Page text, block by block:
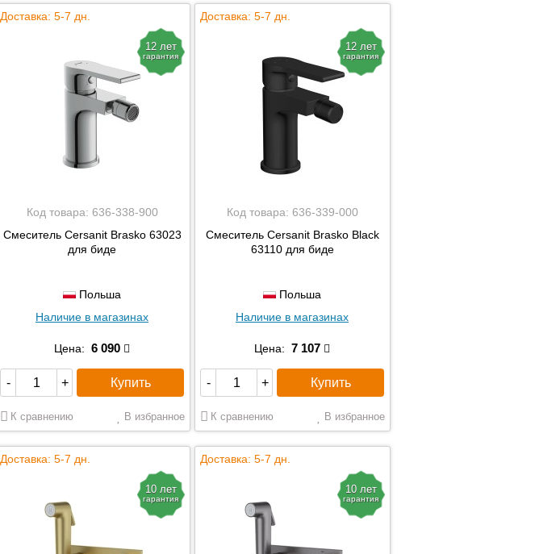
Доставка: 5-7 дн.
12 лет
гарантия
Код товара: 636-338-900
Смеситель Cersanit Brasko 63023
для биде
Польша
Наличие в магазинах
Цена: 6 090
- + Купить
К сравнению В избранное
Доставка: 5-7 дн.
12 лет
гарантия
Код товара: 636-339-000
Смеситель Cersanit Brasko Black
63110 для биде
Польша
Наличие в магазинах
Цена: 7 107
- + Купить
К сравнению В избранное
Доставка: 5-7 дн.
10 лет
гарантия
Доставка: 5-7 дн.
10 лет
гарантия